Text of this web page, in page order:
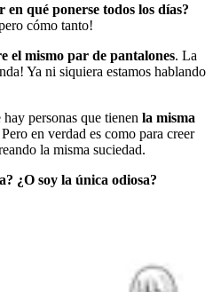
en qué ponerse todos los días?
cómo tanto!
el mismo par de pantalones. La
Ya ni siquiera estamos hablando
personas que tienen la misma
Pero en verdad es como para creer
la misma suciedad.
¿O soy la única odiosa?